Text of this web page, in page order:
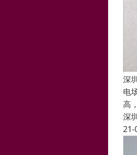
深
电
高
深
21-